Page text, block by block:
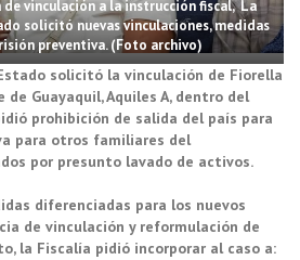
vinculación a la instrucción fiscal, La
solicitó nuevas vinculaciones, medidas
preventiva. (Foto archivo)
solicitó la vinculación de Fiorella
de Guayaquil, Aquiles A, dentro del
prohibición de salida del país para
para otros familiares del
por presunto lavado de activos.
diferenciadas para los nuevos
de vinculación y reformulación de
la Fiscalía pidió incorporar al caso a: